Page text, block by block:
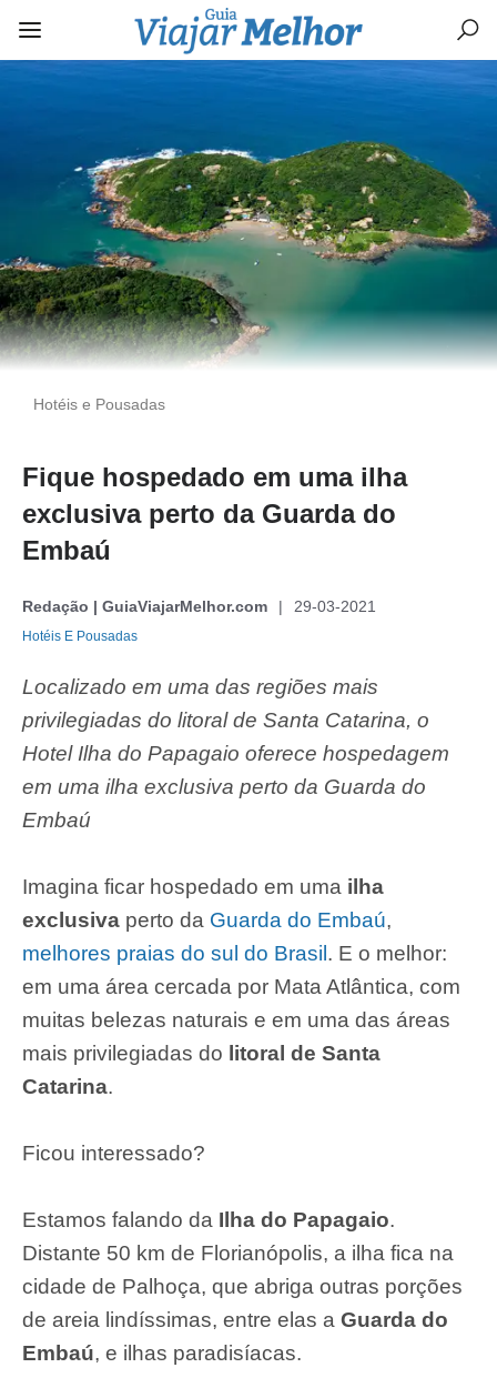
Hotéis e Pousadas
Fique hospedado em uma ilha
exclusiva perto da Guarda do
Embaú
Redação | GuiaViajarMelhor.com 29-03-2021
Hotéis E Pousadas
Localizado em uma das regiões mais
privilegiadas do litoral de Santa Catarina, o
Hotel Ilha do Papagaio oferece hospedagem
em uma ilha exclusiva perto da Guarda do
Embaú
Imagina ficar hospedado em uma ilha
exclusiva perto da Guarda do Embaú,
melhores praias do sul do Brasil . E o melhor:
em uma área cercada por Mata Atlântica, com
muitas belezas naturais e em uma das áreas
mais privilegiadas do litoral de Santa
Catarina.
Ficou interessado?
Estamos falando da Ilha do Papagaio.
Distante 50 km de Florianópolis, a ilha fica na
cidade de Palhoça, que abriga outras porções
de areia lindíssimas, entre elas a Guarda do
Embaú, e ilhas paradisíacas.